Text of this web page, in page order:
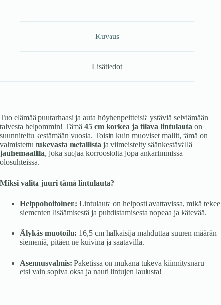
Kuvaus
Lisätiedot
Tuo elämää puutarhaasi ja auta höyhenpeitteisiä ystäviä selviämään
talvesta helpommin! Tämä 45 cm korkea ja tilava lintulauta on
suunniteltu kestämään vuosia. Toisin kuin muoviset mallit, tämä on
valmistettu tukevasta metallista ja viimeistelty säänkestävällä
jauhemaalilla, joka suojaa korroosiolta jopa ankarimmissa
olosuhteissa.
Miksi valita juuri tämä lintulauta?
Helppohoitoinen: Lintulauta on helposti avattavissa, mikä tekee
siementen lisäämisestä ja puhdistamisesta nopeaa ja kätevää.
Älykäs muotoilu: 16,5 cm halkaisija mahduttaa suuren määrän
siemeniä, pitäen ne kuivina ja saatavilla.
Asennusvalmis: Paketissa on mukana tukeva kiinnitysnaru –
etsi vain sopiva oksa ja nauti lintujen laulusta!